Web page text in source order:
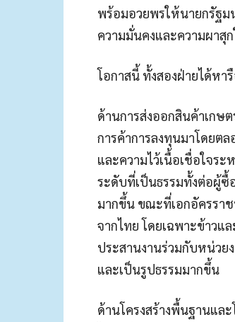
พร้อมอวยพรให้นายกรัฐม
ความมั่นคงและความผาสุ
โอกาสนี้ ทั้งสองฝ่ายได้ห
ด้านการส่งออกสินค้าเก
การค้าการลงทุนมาโดยต
และความไว้เนื้อเชื่อใจระ
ระดับที่เป็นธรรมทั้งต่อผู้ซื้
มากขึ้น ขณะที่เอกอัครรา
จากไทย โดยเฉพาะข้าวแ
ประสานงานร่วมกับหน่วย
และเป็นรูปธรรมมากขึ้น
ด้านโครงสร้างพื้นฐานแล